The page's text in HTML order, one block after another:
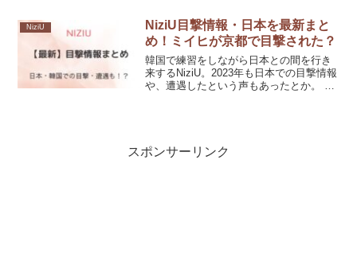
な食べ物を掘り下げて紹介していきま
す！
NiziU
NiziU目撃情報・日本を最新まと
め！ミイヒが京都で目撃された？
韓国で練習をしながら日本との間を行き
来するNiziU。2023年も日本での目撃情報
や、遭遇したという声もあったとか。 ま
スポンサーリンク